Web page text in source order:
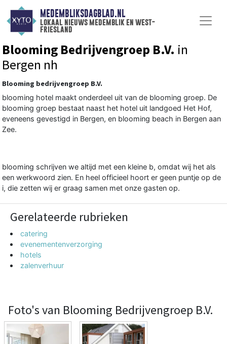
MEDEMBLIKSDAGBLAD.NL
lokaal nieuws medemblik en west-
friesland
Blooming Bedrijvengroep B.V. in
Bergen nh
Blooming bedrijvengroep B.V.
blooming hotel maakt onderdeel uit van de blooming groep. De
blooming groep bestaat naast het hotel uit landgoed Het Hof,
eveneens gevestigd in Bergen, en blooming beach in Bergen aan
Zee.
blooming schrijven we altijd met een kleine b, omdat wij het als
een werkwoord zien. En heel officieel hoort er geen puntje op de
i, die zetten wij er graag samen met onze gasten op.
Gerelateerde rubrieken
catering
evenementenverzorging
hotels
zalenverhuur
Foto's van Blooming Bedrijvengroep B.V.